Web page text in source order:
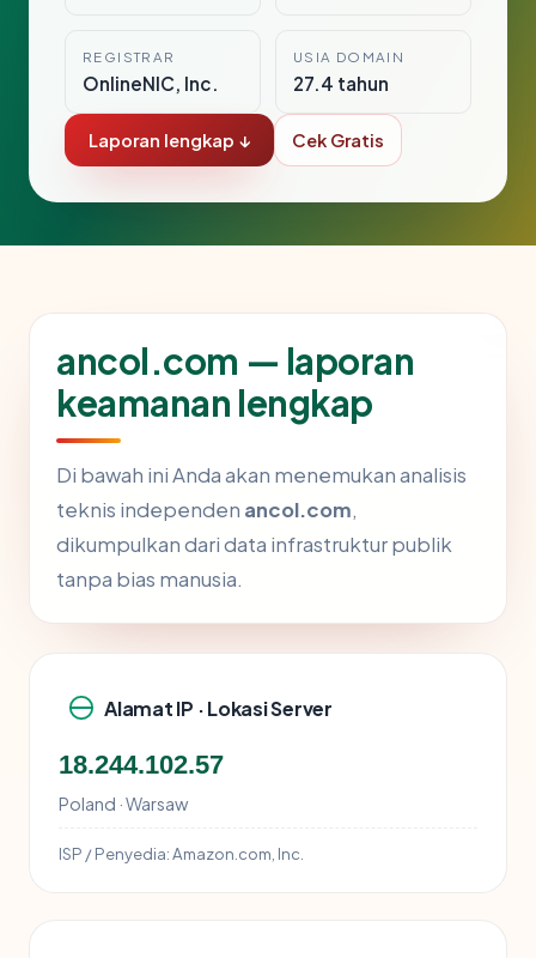
REGISTRAR
OnlineNIC, Inc.
USIA DOMAIN
27.4 tahun
Laporan lengkap ↓ Cek Gratis
ancol.com — laporan
keamanan lengkap
Di bawah ini Anda akan menemukan analisis
teknis independen ancol.com,
dikumpulkan dari data infrastruktur publik
tanpa bias manusia.
Alamat IP · Lokasi Server
18.244.102.57
Poland · Warsaw
ISP / Penyedia:Amazon.com, Inc.